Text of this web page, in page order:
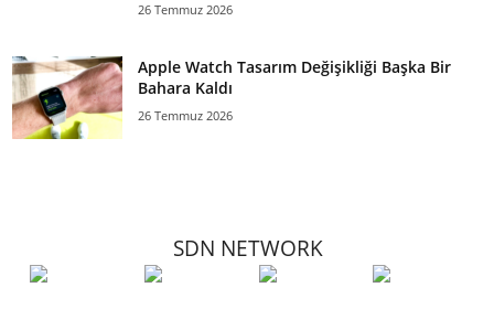
26 Temmuz 2026
Apple Watch Tasarım Değişikliği Başka Bir
Bahara Kaldı
26 Temmuz 2026
SDN NETWORK